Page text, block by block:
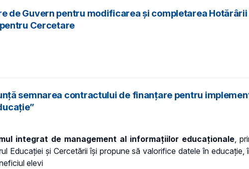
de Guvern pentru modificarea și completarea
Cercetare
semnarea contractului de finanțare pentru
integrat de management al informațiilor educaționale ,
Educației și Cercetării își propune să valorifice datele în educație,
elevi